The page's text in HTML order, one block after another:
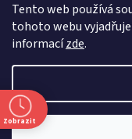
Tento web používá
tohoto webu
informacízde.
29.7. kamenná prodejna -
18.6.2026
Zobrazit